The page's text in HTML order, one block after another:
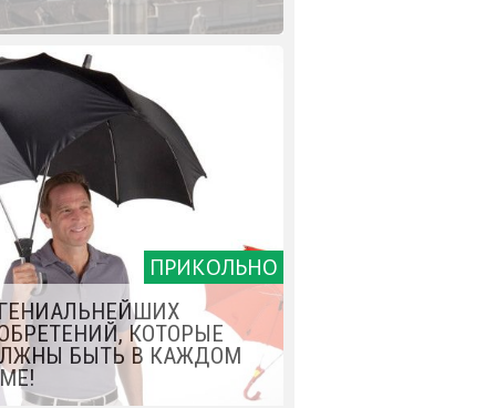
ПРИКОЛЬНО
КОТОРЫЕ
БЫТЬ В КАЖДОМ